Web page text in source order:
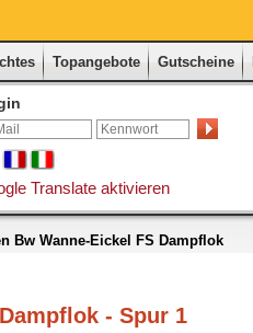
Topangebote Gutscheine
Translate aktivieren
Bw Wanne-Eickel FS Dampflok
- Spur 1